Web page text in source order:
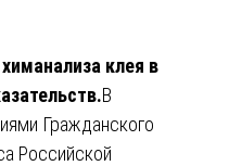
клея в
В
Гражданского
Российской